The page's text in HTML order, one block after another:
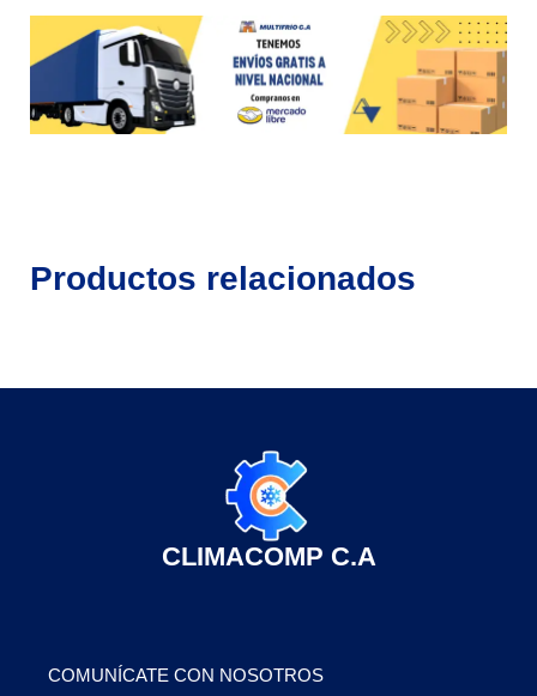
Productos relacionados
CLIMACOMP C.A
COMUNÍCATE CON NOSOTROS